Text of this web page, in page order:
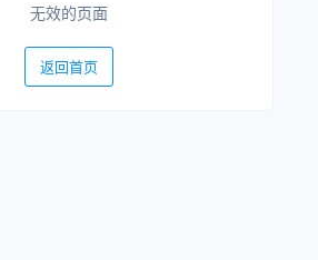
无效的页面
返回首页